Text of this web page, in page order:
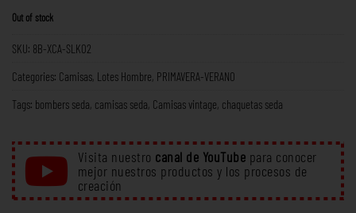
Out of stock
SKU: 8B-XCA-SLK02
Categories: Camisas Lotes Hombre PRIMAVERA-VERANO
Tags: bombers seda camisas seda Camisas vintage chaquetas seda
Visita nuestro canal de YouTube para conocer
mejor nuestros productos y los procesos de
creación